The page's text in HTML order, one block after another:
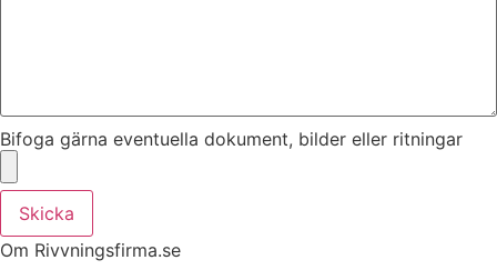
Bifoga gärna eventuella dokument, bilder eller ritningar
Skicka
Om Rivvningsfirma.se